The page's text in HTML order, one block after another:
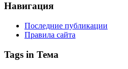
Навигация
Последние публикации
Правила сайта
Tags in Тема